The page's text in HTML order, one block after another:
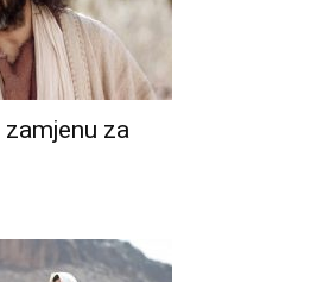
za